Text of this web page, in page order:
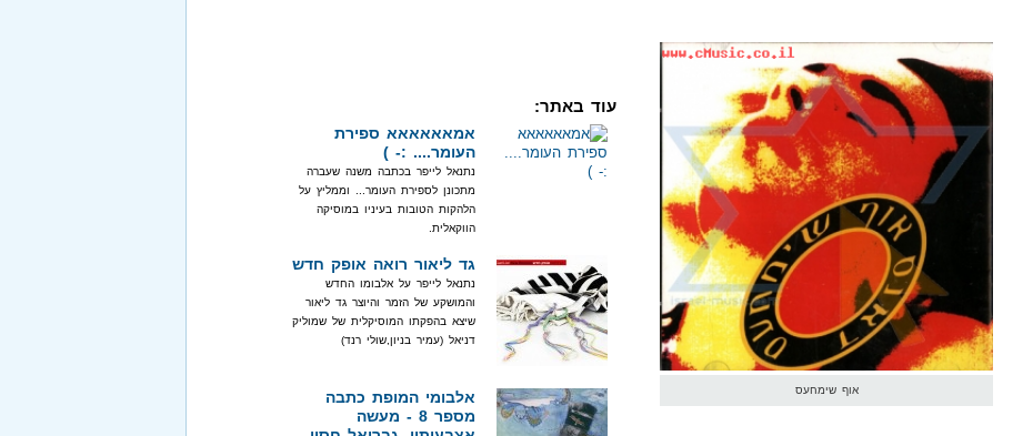
אוף שימחעס
עוד באתר:
אמאאאאאא ספירת
העומר.... :- )
נתנאל לייפר בכתבה משנה שעברה
מתכונן לספירת העומר... וממליץ על
הלהקות הטובות בעיניו במוסיקה
הווקאלית.
גד ליאור רואה אופק חדש
נתנאל לייפר על אלבומו החדש
והמושקע של הזמר והיוצר גד ליאור
שיצא בהפקתו המוסיקלית של שמוליק
דניאל (עמיר בניון,שולי רנד)
אלבומי המופת כתבה
מספר 8 - מעשה